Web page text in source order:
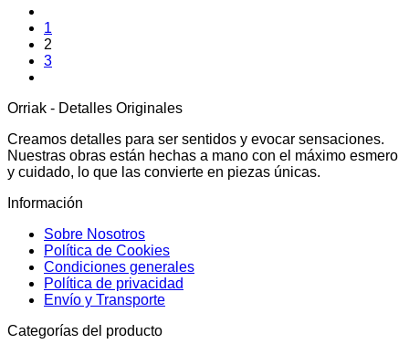
1
2
3
Orriak - Detalles Originales
Creamos detalles para ser sentidos y evocar sensaciones.
Nuestras obras están hechas a mano con el máximo esmero
y cuidado, lo que las convierte en piezas únicas.
Información
Sobre Nosotros
Política de Cookies
Condiciones generales
Política de privacidad
Envío y Transporte
Categorías del producto